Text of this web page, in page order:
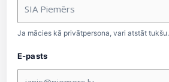
Ja mācies kā privātpersona, vari atstāt tukšu.
E-pasts